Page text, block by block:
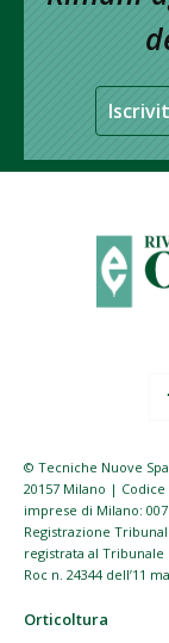
© Tecniche Nuove
20157 Milano |
imprese di Milano:
Registrazione
registrata al Tribunale
Roc n. 24344 dell’11
Orticoltura